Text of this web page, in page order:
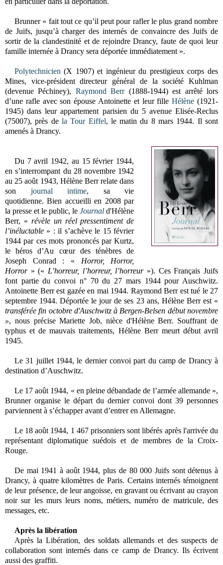
Brunner « fait tout ce qu’il peut pour rafler le plus grand nombre
de Juifs, jusqu’à charger des internés de convaincre des Juifs de
sortir de la clandestinité et de rejoindre Drancy, faute de quoi leur
famille internée à Drancy sera déportée immédiatement ».
Polytechnicien (X 1907) et ingénieur du prestigieux corps des
Mines, vice-président directeur général de la société Kuhlman
(devenue Péchiney), Raymond Berr(1888-1944) est arrêté lors
d’une rafle avec son épouse Antoinette et leur filleHélène (1921-
1945) dans leur appartement parisien du 5 avenue Elisée-Reclus
(75007), près de la Tour Eiffel, le matin du 8 mars 1944. Il sont
amenés à Drancy.
Du 7 avril 1942, au 15 février 1944,
en s’interrompant du 28 novembre 1942
au 25 août 1943, Hélène Berr relate dans
son journal intime, sa vie
quotidienne. Bien accueilli en 2008 par
la presse et le public, leJournal d'Hélène
Berr, « révèle un réel pressentiment de
l’inéluctable » : il s’achève le 15 février
1944 par ces mots prononcés par Kurtz,
le héros d’Au cœur des ténèbres de
Joseph Conrad : « Horror, Horror,
Horror» (« L’horreur, l’horreur, l’horreur»). Ces Français Juifs
font partie du convoi n° 70 du 27 mars 1944 pour Auschwitz.
Antoinette Berr est gazée en mai 1944. Raymond Berr est tué le 27
septembre 1944. Déportée le jour de ses 23 ans, Hélène Berr est «
transférée fin octobre d'Auschwitz à Bergen-Belsen début novembre
», nous précise Mariette Job, nièce d'Hélène Berr. Souffrant de
typhus et de mauvais traitements, Hélène Berr meurt début avril
1945.
Le 31 juillet 1944, le dernier convoi part du camp de Drancy à
destination d’Auschwitz.
Le 17 août 1944, « en pleine débandade de l’armée allemande »,
Brunner organise le départ du dernier convoi dont 39 personnes
parviennent à s’échapper avant d’entrer en Allemagne.
Le 18 août 1944, 1 467 prisonniers sont libérés après l'arrivée du
représentant diplomatique suédois et de membres de la Croix-
Rouge.
De mai 1941 à août 1944, plus de 80 000 Juifs sont détenus à
Drancy, à quatre kilomètres de Paris. Certains internés témoignent
de leur présence, de leur angoisse, en gravant ou écrivant au crayon
noir sur les murs leurs noms, métiers, numéro de matricule, des
messages, etc.
Après la libération
Après la Libération, des soldats allemands et des suspects de
collaboration sont internés dans ce camp de Drancy. Ils écrivent
aussi des graffiti.